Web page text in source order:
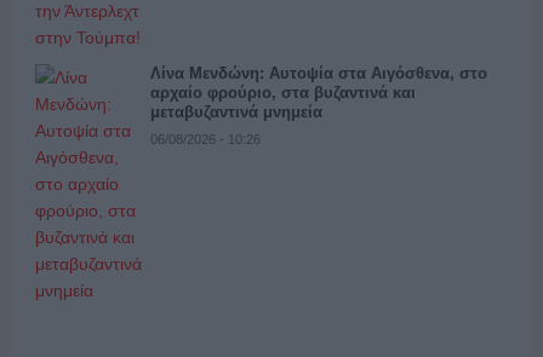
Λίνα Μενδώνη: Αυτοψία στα Αιγόσθενα, στο
αρχαίο φρούριο, στα βυζαντινά και
μεταβυζαντινά μνημεία
06/08/2026 - 10:26